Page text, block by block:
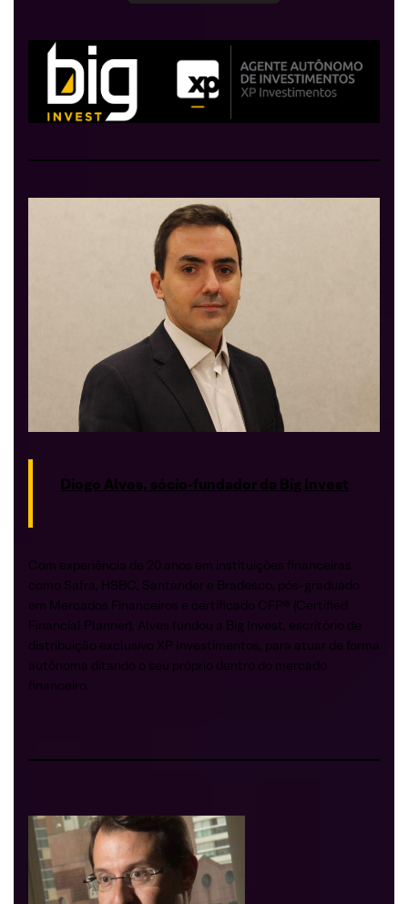
Diogo Alves, sócio-fundador da Big Invest
Com experiência de 20 anos em instituições financeiras
como Safra, HSBC, Santander e Bradesco, pós-graduado
em Mercados Financeiros e certificado CFP®️ (Certified
Financial Planner), Alves fundou a Big Invest, escritório de
distribuição exclusivo XP Investimentos, para atuar de forma
autônoma ditando o seu próprio dentro do mercado
financeiro.